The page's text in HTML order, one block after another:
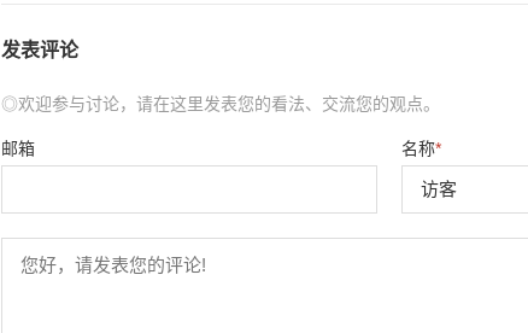
发表评论
◎欢迎参与讨论，请在这里发表您的看法、交流您的观点。
名称*
邮箱